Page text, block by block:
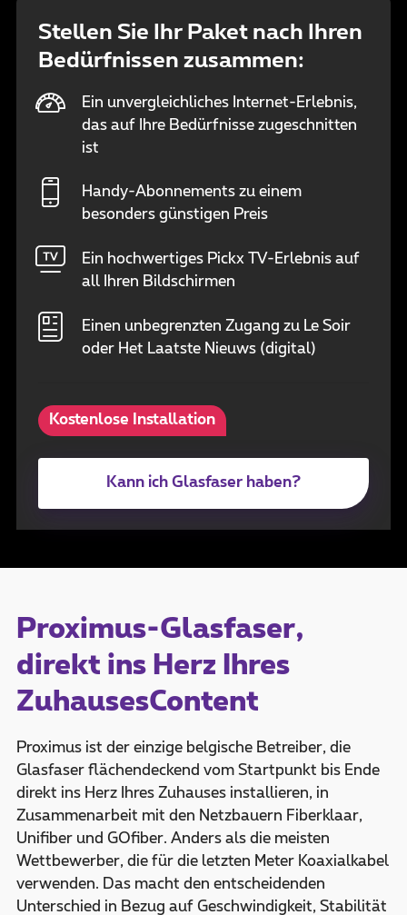
Stellen Sie Ihr Paket nach Ihren
Bedürfnissen zusammen:
Ein unvergleichliches Internet-Erlebnis,
das auf Ihre Bedürfnisse zugeschnitten
ist
Handy-Abonnements zu einem
besonders günstigen Preis
Ein hochwertiges Pickx TV-Erlebnis auf
all Ihren Bildschirmen
Einen unbegrenzten Zugang zu Le Soir
oder Het Laatste Nieuws (digital)
Kostenlose Installation
Kann ich Glasfaser haben?
Proximus-Glasfaser,
direkt ins Herz Ihres
ZuhausesContent
Proximus ist der einzige belgische Betreiber, die
Glasfaser flächendeckend vom Startpunkt bis Ende
direkt ins Herz Ihres Zuhauses installieren, in
Zusammenarbeit mit den Netzbauern Fiberklaar,
Unifiber und GOfiber. Anders als die meisten
Wettbewerber, die für die letzten Meter Koaxialkabel
verwenden. Das macht den entscheidenden
Unterschied in Bezug auf Geschwindigkeit, Stabilität